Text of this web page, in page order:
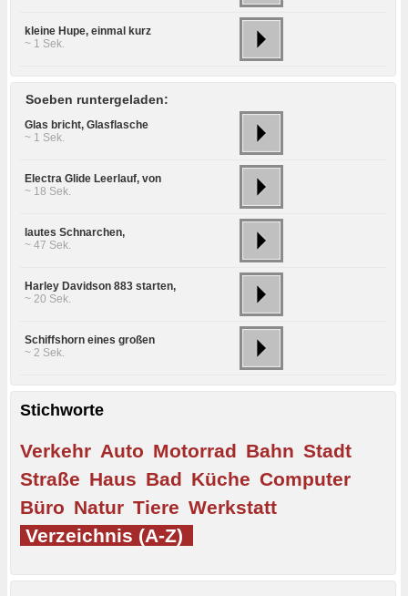
kleine Hupe, einmal kurz
~ 1 Sek.
Soeben runtergeladen:
Glas bricht, Glasflasche
~ 1 Sek.
Electra Glide Leerlauf, von
~ 18 Sek.
lautes Schnarchen,
~ 47 Sek.
Harley Davidson 883 starten,
~ 20 Sek.
Schiffshorn eines großen
~ 2 Sek.
Stichworte
Verkehr Auto Motorrad Bahn Stadt
Straße Haus Bad Küche Computer
Büro Natur Tiere Werkstatt
Verzeichnis (A-Z)